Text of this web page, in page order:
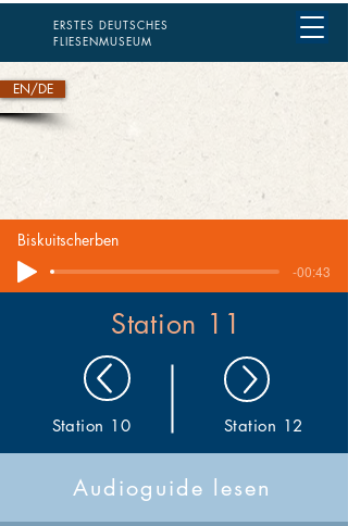
ERSTES DEUTSCHES
FLIESENMUSEUM
EN/DE
Biskuitscherben
-00:43
Station 11
Station 10 Station 12
Audioguide lesen